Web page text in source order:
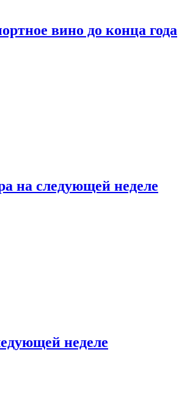
вино до конца года
на следующей неделе
неделе